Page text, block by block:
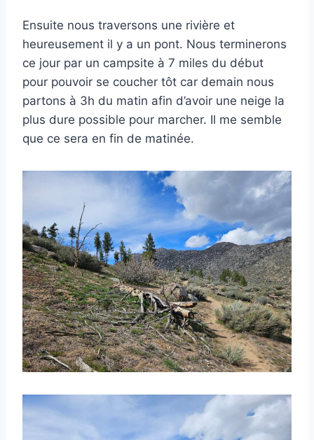
Ensuite nous traversons une rivière et
heureusement il y a un pont. Nous terminerons
ce jour par un campsite à 7 miles du début
pour pouvoir se coucher tôt car demain nous
partons à 3h du matin afin d’avoir une neige la
plus dure possible pour marcher. Il me semble
que ce sera en fin de matinée.